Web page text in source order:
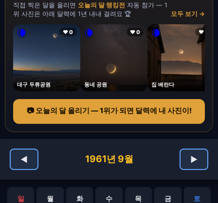
직접 찍은 달을 올리면 오늘의 달 랭킹전 자동 참가 — 1
위 사진은 아래 달력에 1년 내내 걸려요 🏆
모두 보기 →
🌘 ❤ 0
대구 두류공원
🌘 ❤ 0
동네 공원
🌘 ❤ 1
집 베란다
📷 오늘의 달 올리기 — 1위가 되면 달력에 내 사진이!
◀ 1961년 9월 ▶
일 월 화 수 목 금 토